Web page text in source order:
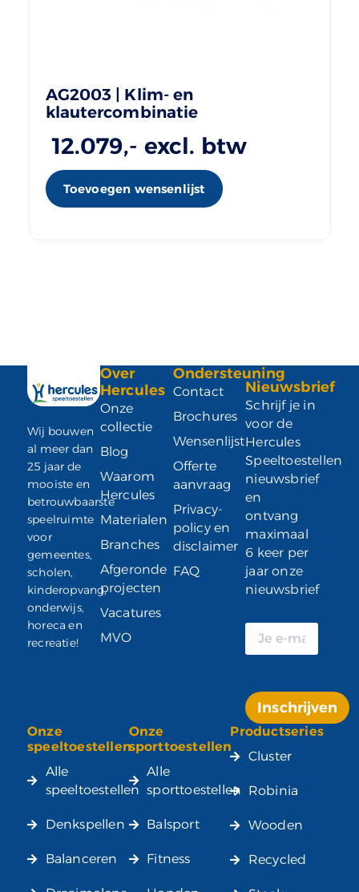
AG2003 | Klim- en
klautercombinatie
12.079,- excl. btw
Toevoegen wensenlijst
Wij bouwen
al meer dan
25 jaar de
mooiste en
betrouwbaarste
speelruimte
voor
gemeentes,
scholen,
kinderopvang,
onderwijs,
horeca en
recreatie!
Over
Hercules
Onze
collectie
Blog
Waarom
Hercules
Materialen
Branches
Afgeronde
projecten
Vacatures
MVO
Ondersteuning
Contact
Brochures
Wensenlijst
Offerte
aanvraag
Privacy-
policy en
disclaimer
FAQ
Nieuwsbrief
Schrijf je in
voor de
Hercules
Speeltoestellen
nieuwsbrief
en
ontvang
maximaal
6 keer per
jaar onze
nieuwsbrief
Inschrijven
Alternative:
Onze
speeltoestellen
Alle
speeltoestellen
Denkspellen
Balanceren
Onze
sporttoestellen
Alle
sporttoestellen
Balsport
Fitness
Productseries
Cluster
Robinia
Wooden
Recycled